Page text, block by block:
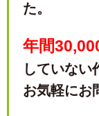
た。
年間
していない
お気軽にお